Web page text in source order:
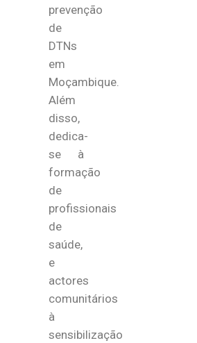
prevenção
de
DTNs
em
Moçambique.
Além
disso,
dedica-
se à
formação
de
profissionais
de
saúde,
e
actores
comunitários
à
sensibilização